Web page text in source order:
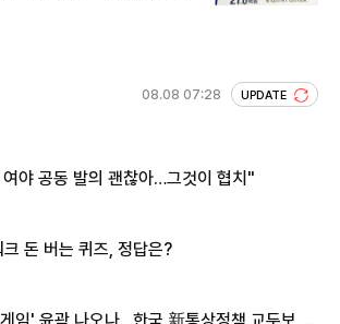
08.08 07:28 UPDATE
야 공동 발의 괜찮아…그것이 협치"
돈 버는 퀴즈, 정답은?